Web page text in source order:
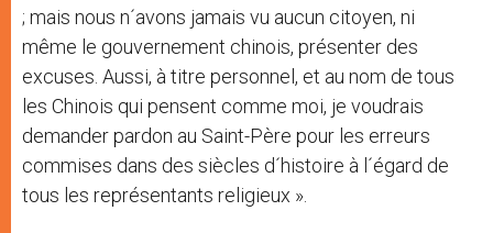
; mais nous n´avons jamais vu aucun citoyen, ni
même le gouvernement chinois, présenter des
excuses. Aussi, à titre personnel, et au nom de tous
les Chinois qui pensent comme moi, je voudrais
demander pardon au Saint-Père pour les erreurs
commises dans des siècles d´histoire à l´égard de
tous les représentants religieux ».